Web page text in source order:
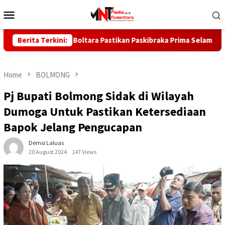
to
Menu
Berita Terkini:
Kadis Boltara Pastikan Paskibraka Prima Selama Latihan
Home BOLMONG
Pj Bupati Bolmong Sidak di Wilayah
Dumoga Untuk Pastikan Ketersediaan
Bapok Jelang Pengucapan
Demsi Laluas
20 August 2024
147 Views